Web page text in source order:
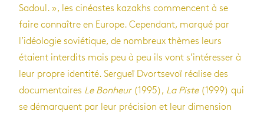
Sadoul. », les cinéastes kazakhs commencent à se
faire connaître en Europe. Cependant, marqué par
l’idéologie soviétique, de nombreux thèmes leurs
étaient interdits mais peu à peu ils vont s’intéresser à
leur propre identité. Sergueï Dvortsevoï réalise des
documentaires Le Bonheur(1995), La Piste(1999) qui
se démarquent par leur précision et leur dimension